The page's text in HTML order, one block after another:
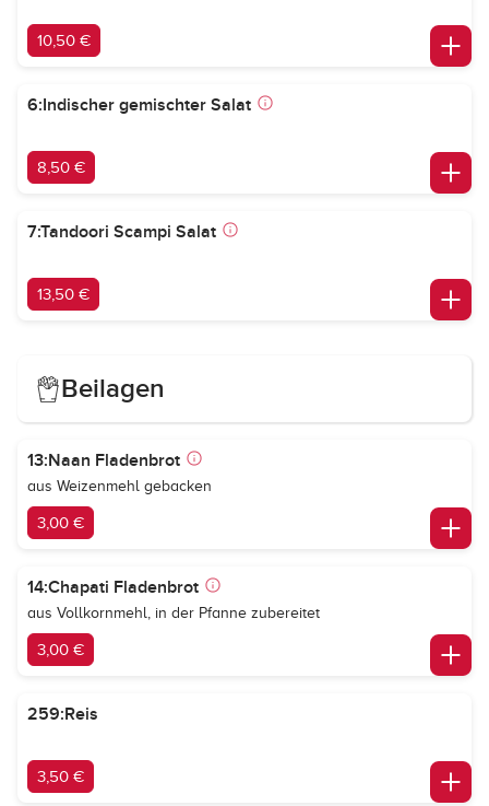
10,50 €
6:Indischer gemischter Salat
8,50 €
7:Tandoori Scampi Salat
13,50 €
Beilagen
13:Naan Fladenbrot
aus Weizenmehl gebacken
3,00 €
14:Chapati Fladenbrot
aus Vollkornmehl, in der Pfanne zubereitet
3,00 €
259:Reis
3,50 €